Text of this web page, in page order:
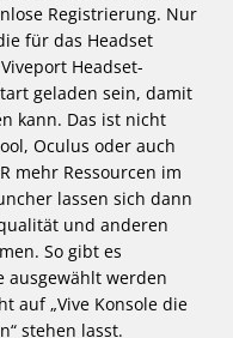
Registrierung. Nur
für das Headset
Headset-
geladen sein, damit
kann. Das ist nicht
Oculus oder auch
mehr Ressourcen im
lassen sich dann
und anderen
So gibt es
ausgewählt werden
auf „Vive Konsole die
stehen lasst.